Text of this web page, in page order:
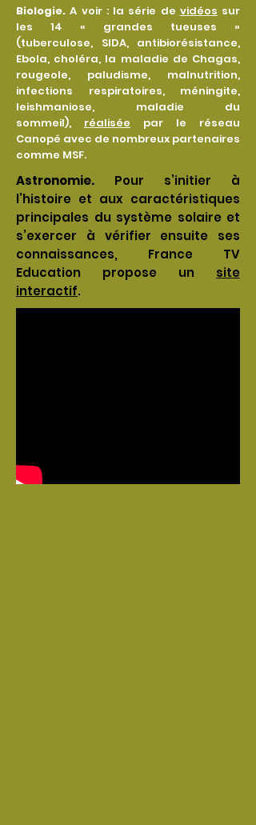
Biologie. A voir : la série de vidéos sur
les 14 « grandes tueuses »
(tuberculose, SIDA, antibiorésistance,
Ebola, choléra, la maladie de Chagas,
rougeole, paludisme, malnutrition,
infections respiratoires, méningite,
leishmaniose, maladie du
sommeil), réalisée par le réseau
Canopé avec de nombreux partenaires
comme MSF.
Astronomie. Pour s’initier à
l’histoire et aux caractéristiques
principales du système solaire et
s’exercer à vérifier ensuite ses
connaissances, France TV
Education propose un site
interactif.